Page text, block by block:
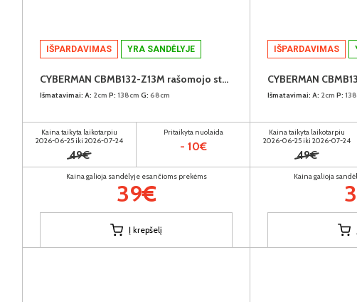
IŠPARDAVIMAS YRA SANDĖLYJE
CYBERMAN CBMB132-Z13M rašomojo stalo stalviršis
Išmatavimai: A: 2cm P: 138cm G: 68cm
Kaina taikyta laikotarpiu
2026-06-25 iki 2026-07-24
49€
Pritaikyta nuolaida
- 10€
Kaina galioja sandėlyje esančioms prekėms
39€
Į krepšelį
IŠPARDAVIMAS
Išmatavimai: A: 2cm P:
Kaina taikyta laikotarpiu
2026-06-25 iki 2026-07-24
49€
Kaina galioja